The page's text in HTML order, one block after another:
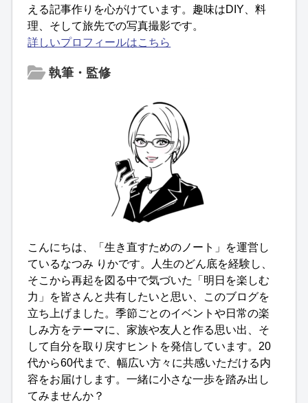
える記事作りを心がけています。趣味はDIY、料
理、そして旅先での写真撮影です。
詳しいプロフィールはこちら
執筆・監修
こんにちは、「生き直すためのノート」を運営し
ているなつみ りかです。人生のどん底を経験し、
そこから再起を図る中で気づいた「明日を楽しむ
力」を皆さんと共有したいと思い、このブログを
立ち上げました。季節ごとのイベントや日常の楽
しみ方をテーマに、家族や友人と作る思い出、そ
して自分を取り戻すヒントを発信しています。20
代から60代まで、幅広い方々に共感いただける内
容をお届けします。一緒に小さな一歩を踏み出し
てみませんか？